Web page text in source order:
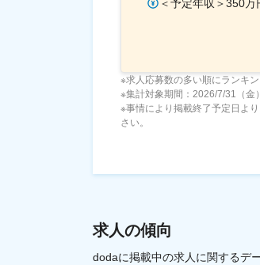
※求人応募数の多い順にランキ
※集計対象期間：2026/7/31（金
※事情により掲載終了予定日よ
さい。
求人の傾向
dodaに掲載中の求人に関するデ